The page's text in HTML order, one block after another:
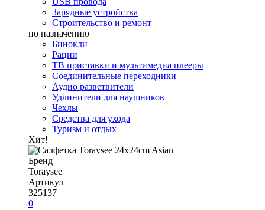
Зарядные устройства
Строительство и ремонт
по назначению
Бинокли
Рации
ТВ приставки и мультимедиа плееры
Соединительные переходники
Аудио разветвители
Удлинители для наушников
Чехлы
Средства для ухода
Туризм и отдых
Хит!
Бренд
Toraysee
Артикул
325137
0